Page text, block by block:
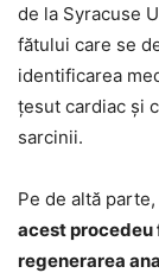
de la Syracuse
fătului care se
identificarea
ţesut cardiac şi
sarcinii.
Pe de altă
acest procedeu
regenerarea